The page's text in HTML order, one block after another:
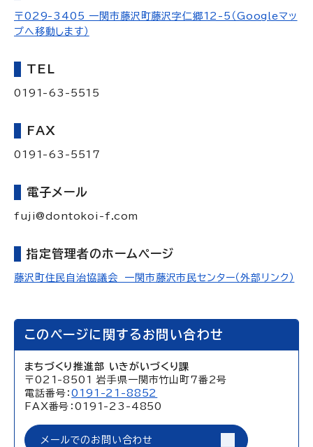
〒029-3405 一関市藤沢町藤沢字仁郷12-5（Googleマッ
プへ移動します）
TEL
0191-63-5515
FAX
0191-63-5517
電子メール
fuji@dontokoi-f.com
指定管理者のホームページ
藤沢町住民自治協議会 一関市藤沢市民センター（外部リンク）
このページに関するお問い合わせ
まちづくり推進部 いきがいづくり課
〒021-8501 岩手県一関市竹山町7番2号
電話番号：0191-21-8852
FAX番号：0191-23-4850
メールでのお問い合わせ